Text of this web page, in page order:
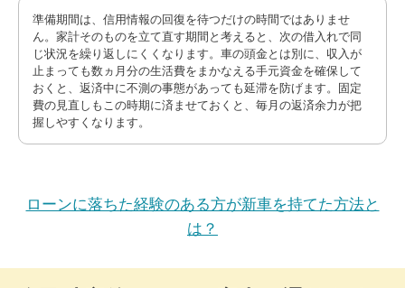
準備期間は、信用情報の回復を待つだけの時間ではありませ
ん。家計そのものを立て直す期間と考えると、次の借入れで同
じ状況を繰り返しにくくなります。車の頭金とは別に、収入が
止まっても数ヵ月分の生活費をまかなえる手元資金を確保して
おくと、返済中に不測の事態があっても延滞を防げます。固定
費の見直しもこの時期に済ませておくと、毎月の返済余力が把
握しやすくなります。
ローンに落ちた経験のある方が新車を持てた方法と
は？